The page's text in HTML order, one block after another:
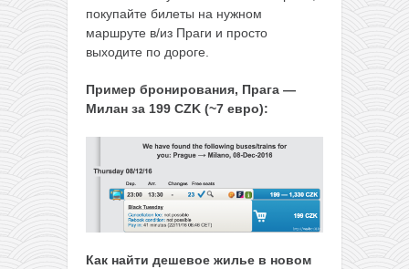
покупайте билеты на нужном
маршруте в/из Праги и просто
выходите по дороге.
Пример бронирования, Прага —
Милан за 199 CZK (~7 евро):
Как найти дешевое жилье в новом